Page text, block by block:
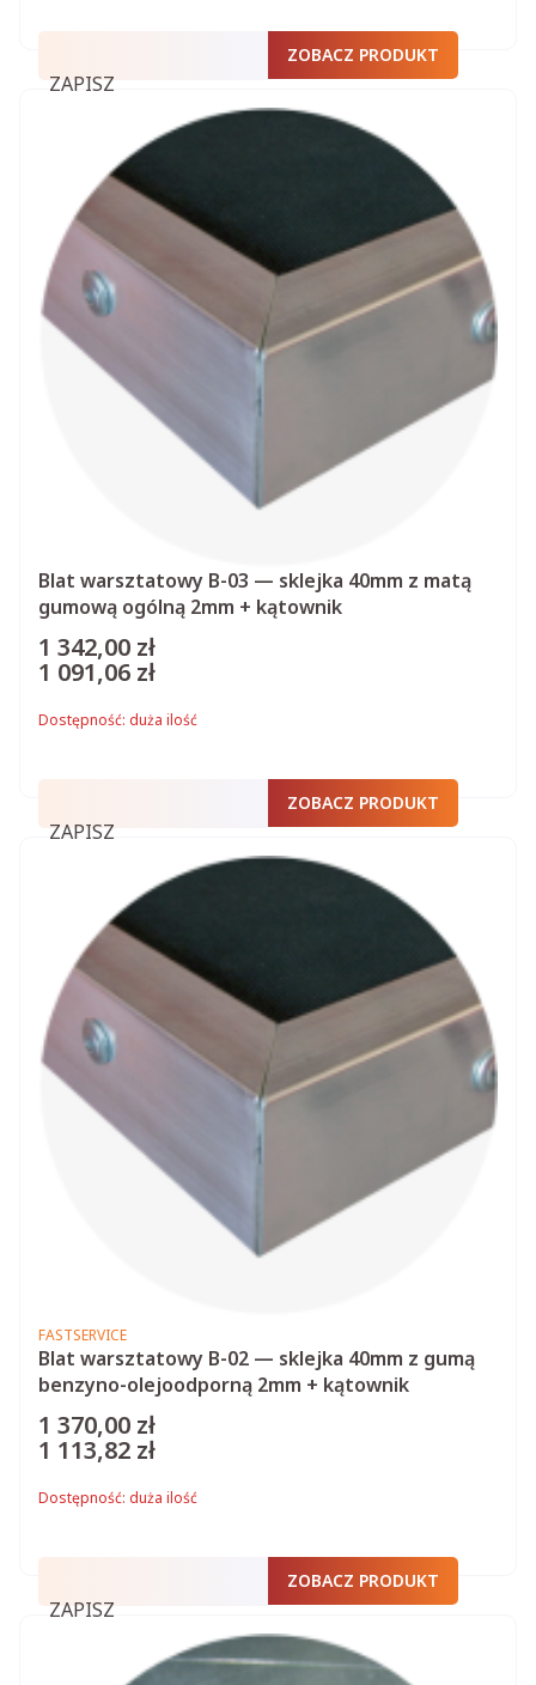
ZAPISZ
ZOBACZ PRODUKT
Blat warsztatowy B-03 — sklejka 40mm z matą
gumową ogólną 2mm + kątownik
Cena
1 342,00 zł
Cena
1 091,06 zł
Dostępność: duża ilość
ZAPISZ
ZOBACZ PRODUKT
Blat warsztatowy B-02 — sklejka 40mm z gumą
benzyno-olejoodporną 2mm + kątownik
PRODUCENT
FASTSERVICE
Cena
1 370,00 zł
Cena
1 113,82 zł
Dostępność: duża ilość
ZAPISZ
ZOBACZ PRODUKT